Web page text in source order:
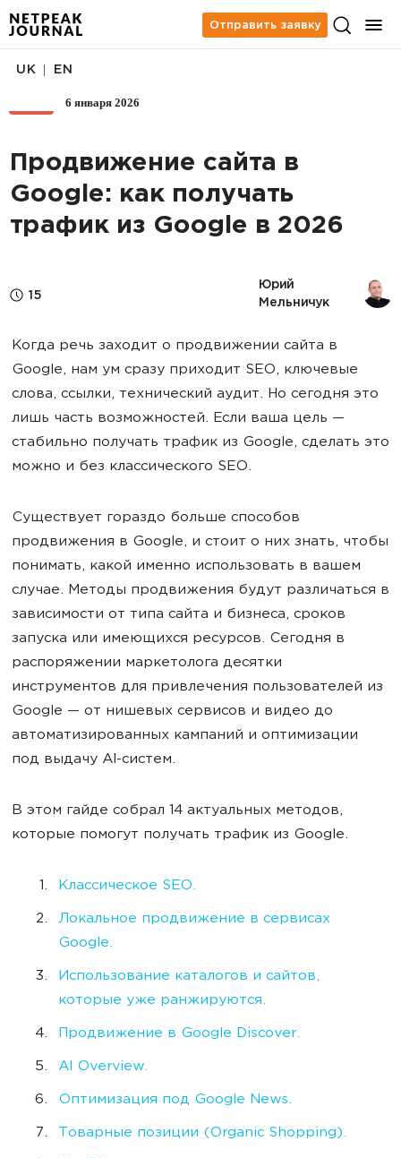
Отправить заявку
6 января 2026
UK EN
Продвижение сайта в
Google: как получать
трафик из Google в 2026
15
Юрий
Мельничук
Когда речь заходит о продвижении сайта в
Google, нам ум сразу приходит SEO, ключевые
слова, ссылки, технический аудит. Но сегодня это
лишь часть возможностей. Если ваша цель —
стабильно получать трафик из Google, сделать это
можно и без классического SEO.
Существует гораздо больше способов
продвижения в Google, и стоит о них знать, чтобы
понимать, какой именно использовать в вашем
случае. Методы продвижения будут различаться в
зависимости от типа сайта и бизнеса, сроков
запуска или имеющихся ресурсов. Сегодня в
распоряжении маркетолога десятки
инструментов для привлечения пользователей из
Google — от нишевых сервисов и видео до
автоматизированных кампаний и оптимизации
под выдачу AI-систем.
В этом гайде собрал 14 актуальных методов,
которые помогут получать трафик из Google.
Классическое SEO.
Локальное продвижение в сервисах
Google.
Использование каталогов и сайтов,
которые уже ранжируются.
Продвижение в Google Discover.
AI Overview.
Оптимизация под Google News.
Товарные позиции (Organic Shopping).